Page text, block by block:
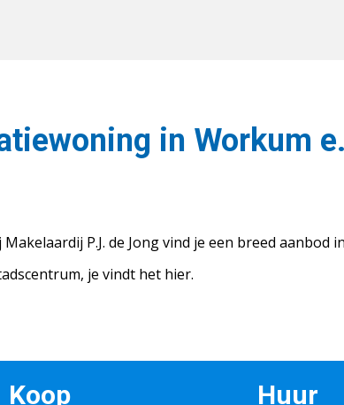
in Workum
P.J. de Jong vind je een breed aanbod
je vindt het hier.
Koop Huur